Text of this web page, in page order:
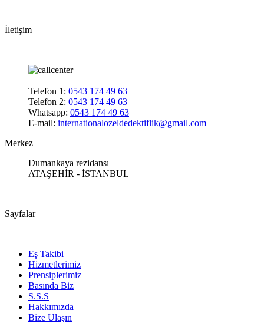
İletişim
Telefon 1: 0543 174 49 63
Telefon 2: 0543 174 49 63
Whatsapp: 0543 174 49 63
E-mail: internationalozeldedektiflik@gmail.com
Merkez
Dumankaya rezidansı
ATAŞEHİR - İSTANBUL
Sayfalar
Eş Takibi
Hizmetlerimiz
Prensiplerimiz
Basında Biz
S.S.S
Hakkımızda
Bize Ulaşın